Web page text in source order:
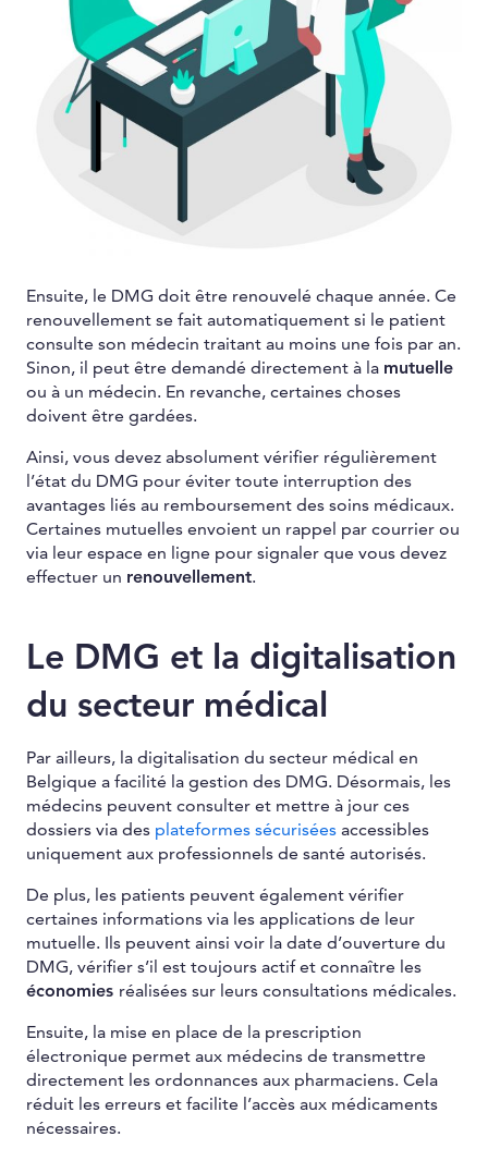
Ensuite, le DMG doit être renouvelé chaque année. Ce
renouvellement se fait automatiquement si le patient
consulte son médecin traitant au moins une fois par an.
Sinon, il peut être demandé directement à la mutuelle
ou à un médecin. En revanche, certaines choses
doivent être gardées.
Ainsi, vous devez absolument vérifier régulièrement
l’état du DMG pour éviter toute interruption des
avantages liés au remboursement des soins médicaux.
Certaines mutuelles envoient un rappel par courrier ou
via leur espace en ligne pour signaler que vous devez
effectuer un renouvellement.
Le DMG et la digitalisation
du secteur médical
Par ailleurs, la digitalisation du secteur médical en
Belgique a facilité la gestion des DMG. Désormais, les
médecins peuvent consulter et mettre à jour ces
dossiers via des plateformes sécurisées accessibles
uniquement aux professionnels de santé autorisés.
De plus, les patients peuvent également vérifier
certaines informations via les applications de leur
mutuelle. Ils peuvent ainsi voir la date d’ouverture du
DMG, vérifier s’il est toujours actif et connaître les
économies réalisées sur leurs consultations médicales.
Ensuite, la mise en place de la prescription
électronique permet aux médecins de transmettre
directement les ordonnances aux pharmaciens. Cela
réduit les erreurs et facilite l’accès aux médicaments
nécessaires.